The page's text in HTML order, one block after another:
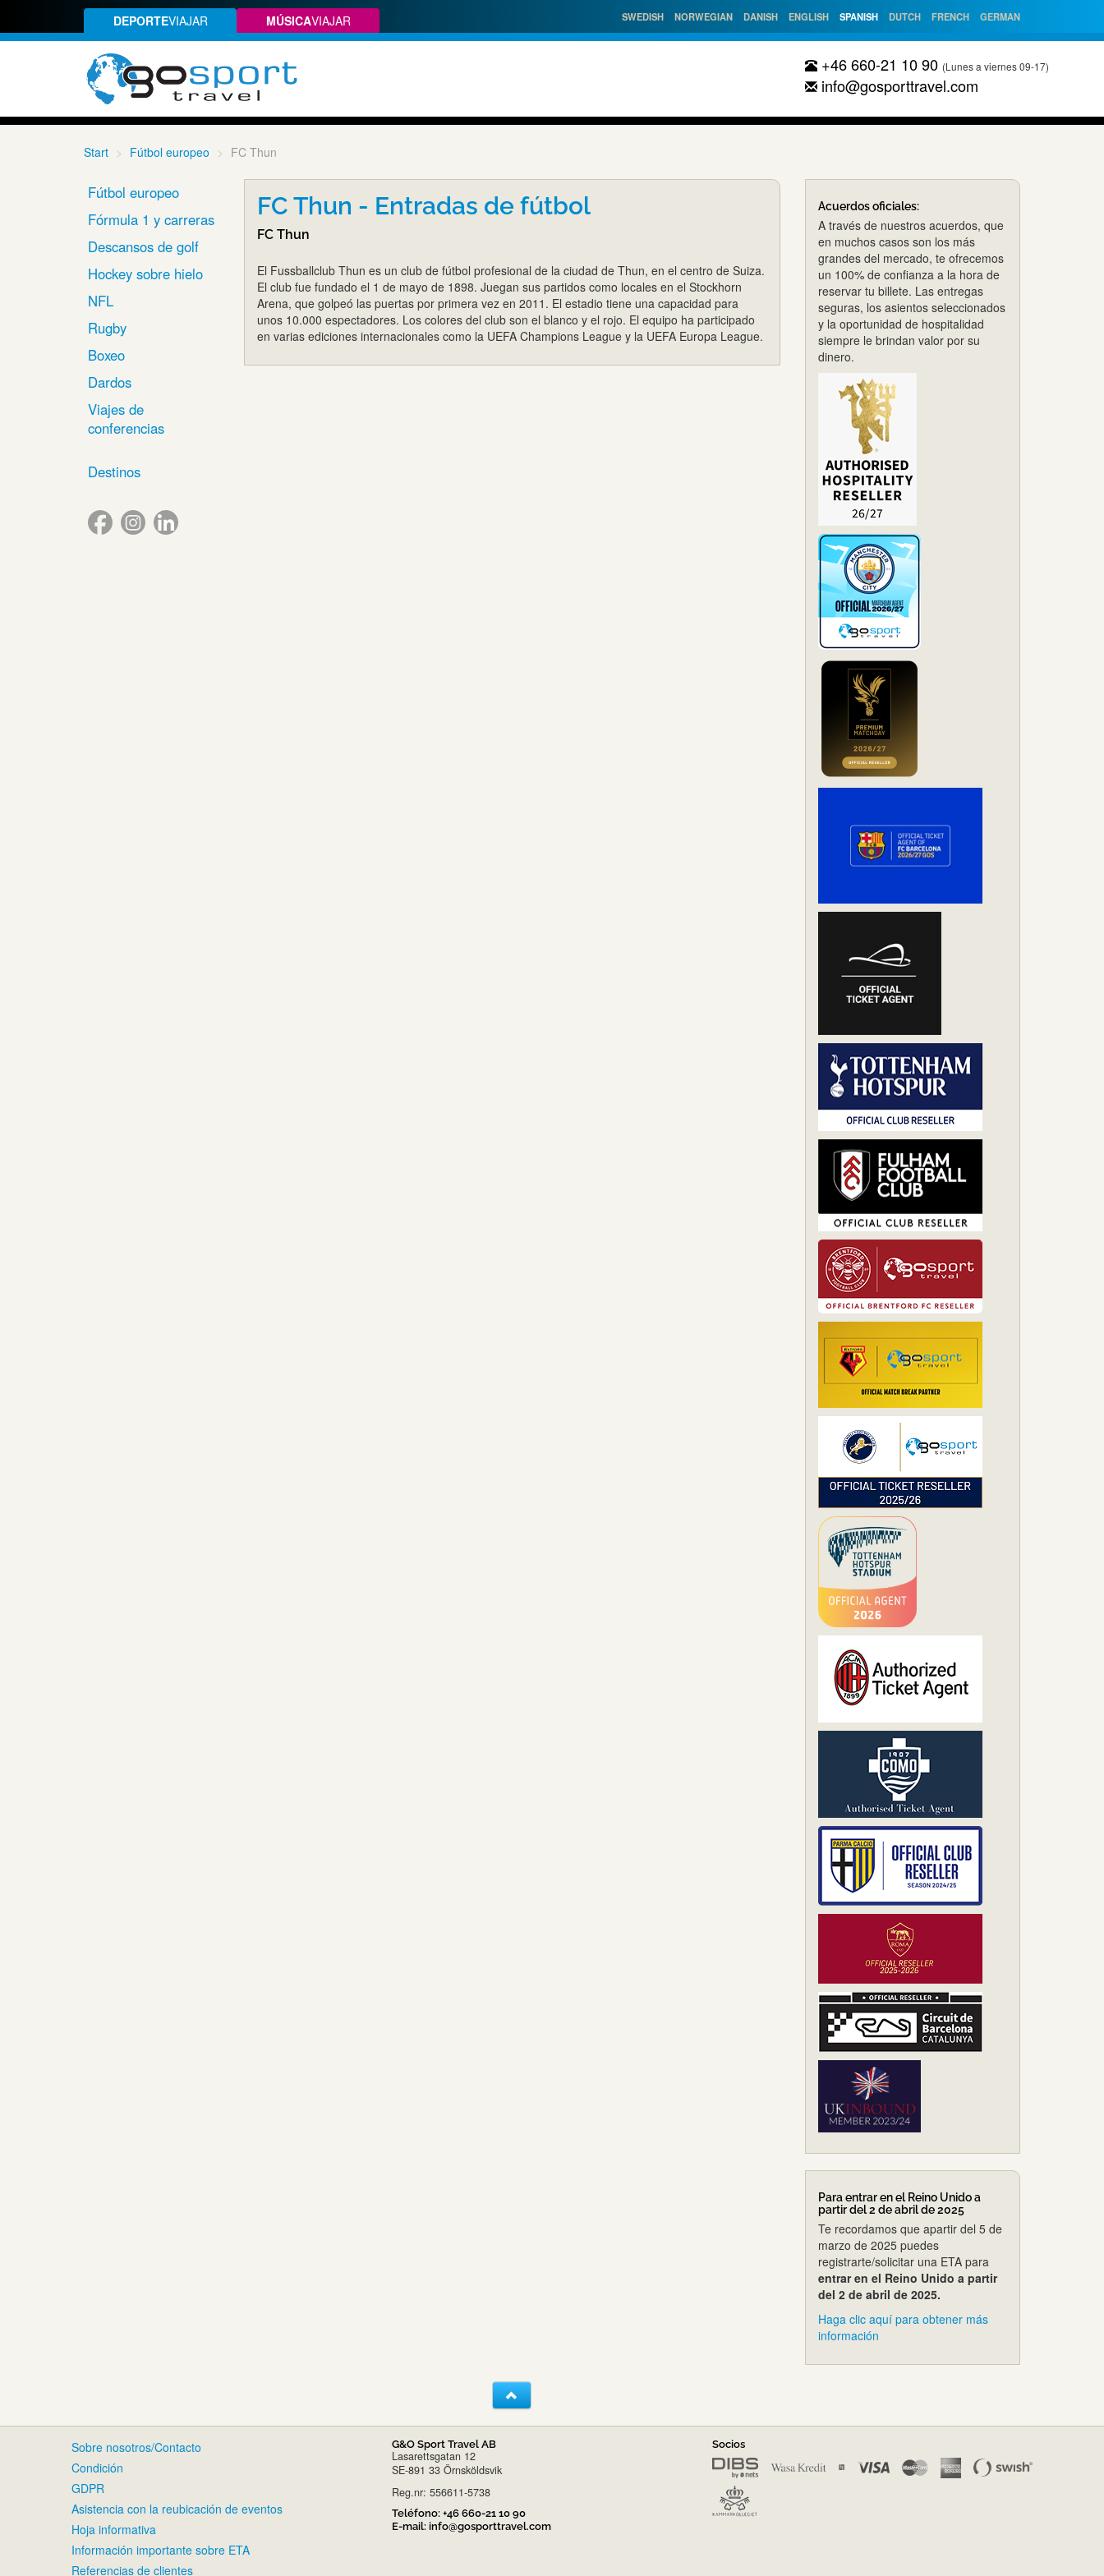
DEPORTEVIAJAR MÚSICAVIAJAR SWEDISH NORWEGIAN DANISH ENGLISH SPANISH DUTCH FRENCH GERMAN
+46 660-21 10 90 (Lunes a viernes 09-17)
info@gosporttravel.com
Start Fútbol europeo FC Thun
Fútbol europeo
Fórmula 1 y carreras
Descansos de golf
Hockey sobre hielo
NFL
Rugby
Boxeo
Dardos
Viajes de
conferencias
Destinos
FC Thun - Entradas de fútbol
FC Thun
El Fussballclub Thun es un club de fútbol profesional de la ciudad de Thun, en el centro de Suiza.
El club fue fundado el 1 de mayo de 1898. Juegan sus partidos como locales en el Stockhorn
Arena, que golpeó las puertas por primera vez en 2011. El estadio tiene una capacidad para
unos 10.000 espectadores. Los colores del club son el blanco y el rojo. El equipo ha participado
en varias ediciones internacionales como la UEFA Champions League y la UEFA Europa League.
Acuerdos oficiales:
A través de nuestros acuerdos, que
en muchos casos son los más
grandes del mercado, te ofrecemos
un 100% de confianza a la hora de
reservar tu billete. Las entregas
seguras, los asientos seleccionados
y la oportunidad de hospitalidad
siempre le brindan valor por su
dinero.
Para entrar en el Reino Unido a
partir del 2 de abril de 2025
Te recordamos que apartir del 5 de
marzo de 2025 puedes
registrarte/solicitar una ETA para
entrar en el Reino Unido a partir
del 2 de abril de 2025.
Haga clic aquí para obtener más
información
Sobre nosotros/Contacto
Condición
GDPR
Asistencia con la reubicación de eventos
Hoja informativa
Información importante sobre ETA
Referencias de clientes
G&O Sport Travel AB
Lasarettsgatan 12
SE-891 33 Örnsköldsvik
Reg.nr: 556611-5738
Teléfono: +46 660-21 10 90
E-mail: info@gosporttravel.com
Socios